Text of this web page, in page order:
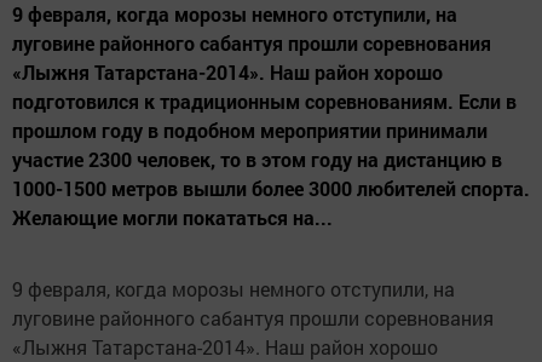
9 февраля, когда морозы немного отступили, на
луговине районного сабантуя прошли соревнования
«Лыжня Татарстана-2014». Наш район хорошо
подготовился к традиционным соревнованиям. Если в
прошлом году в подобном мероприятии принимали
участие 2300 человек, то в этом году на дистанцию в
1000-1500 метров вышли более 3000 любителей спорта.
Желающие могли покататься на...
9 февраля, когда морозы немного отступили, на
луговине районного сабантуя прошли соревнования
«Лыжня Татарстана-2014». Наш район хорошо